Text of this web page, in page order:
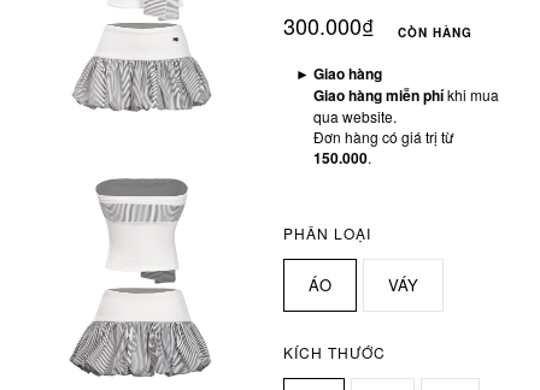
300.000₫ CÒN HÀNG
► Giao hàng
Giao hàng miễn phíkhi mua
qua website.
Đơn hàng có giá trị từ
150.000.
PHÂN LOẠI
ÁO VÁY
KÍCH THƯỚC